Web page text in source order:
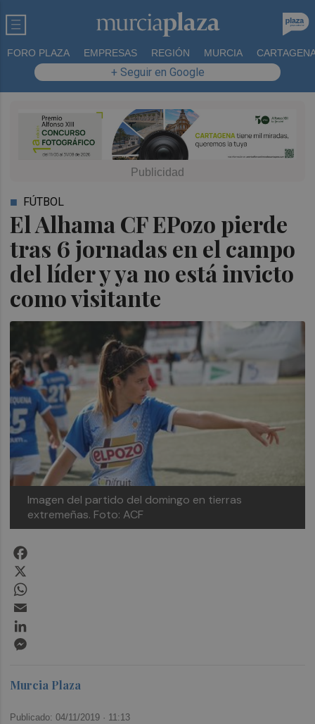
FORO PLAZA EMPRESAS REGIÓN MURCIA
+ Seguir en Google
El Alhama CF EPozo pierde
tras 6 jornadas en el campo
del líder y ya no está invicto
como visitante
FÚTBOL
Imagen del partido del domingo en tierras
extremeñas. Foto: ACF
Murcia Plaza
Publicado: 04/11/2019 · 11:13